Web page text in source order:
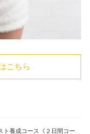
こちら
ト養成コース《２日間コー